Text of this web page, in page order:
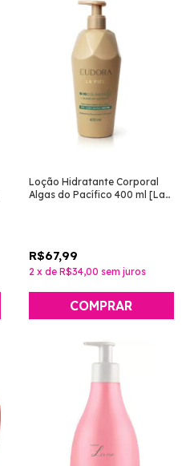
Loção Hidratante Corporal
Algas do Pacífico 400 ml [La
R$67,99
2 x de R$34,00 sem juros